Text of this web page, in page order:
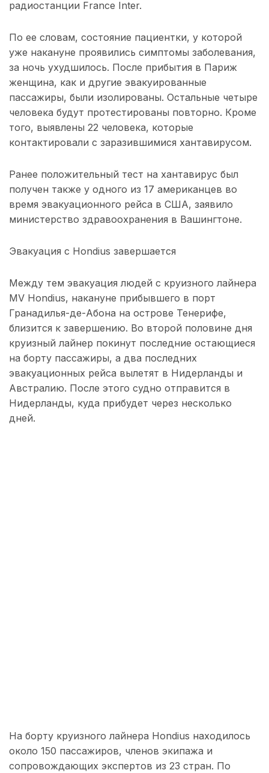
радиостанции France Inter.
По ее словам, состояние пациентки, у которой
уже накануне проявились симптомы заболевания,
за ночь ухудшилось. После прибытия в Париж
женщина, как и другие эвакуированные
пассажиры, были изолированы. Остальные четыре
человека будут протестированы повторно. Кроме
того, выявлены 22 человека, которые
контактировали с заразившимися хантавирусом.
Ранее положительный тест на хантавирус был
получен также у одного из 17 американцев во
время эвакуационного рейса в США, заявило
министерство здравоохранения в Вашингтоне.
Эвакуация с Hondius завершается
Между тем эвакуация людей с круизного лайнера
MV Hondius, накануне прибывшего в порт
Гранадилья-де-Абона на острове Тенерифе,
близится к завершению. Во второй половине дня
круизный лайнер покинут последние остающиеся
на борту пассажиры, а два последних
эвакуационных рейса вылетят в Нидерланды и
Австралию. После этого судно отправится в
Нидерланды, куда прибудет через несколько
дней.
На борту круизного лайнера Hondius находилось
около 150 пассажиров, членов экипажа и
сопровождающих экспертов из 23 стран. По